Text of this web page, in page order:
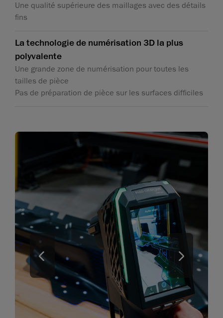
Une qualité supérieure des maillages avec des détails
fins
La technologie de numérisation 3D la plus
polyvalente
Une grande zone de numérisation pour toutes les
tailles de pièce
Pas de préparation de pièce sur les surfaces difficiles